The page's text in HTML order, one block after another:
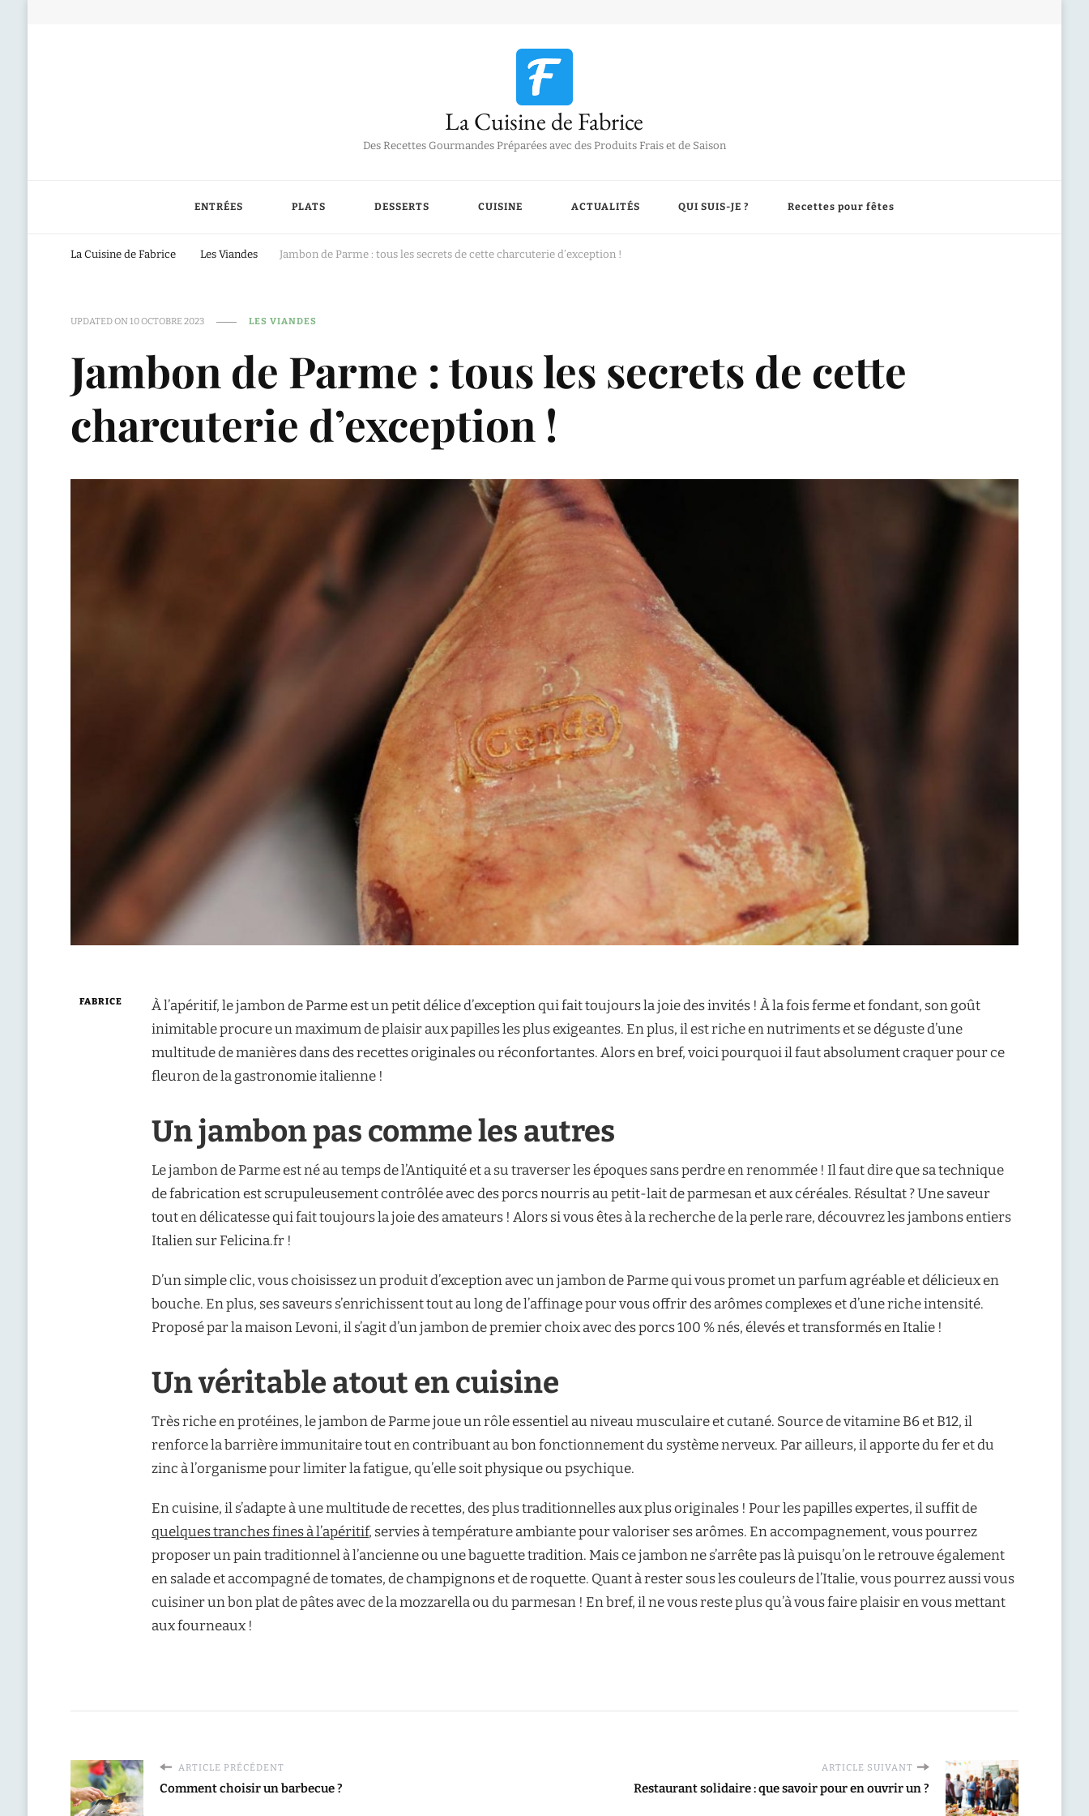
La Cuisine de Fabrice
Des Recettes Gourmandes Préparées avec des Produits Frais et de Saison
ENTRÉES PLATS DESSERTS CUISINE ACTUALITÉS QUI SUIS-JE ? Recettes pour fêtes
La Cuisine de Fabrice Les Viandes Jambon de Parme : tous les secrets de cette charcuterie d’exception !
UPDATED ON10 OCTOBRE 2023 LES VIANDES
Jambon de Parme : tous les secrets de cette
charcuterie d’exception !
FABRICE
À l’apéritif, le jambon de Parme est un petit délice d’exception qui fait toujours la joie des invités ! À la fois ferme et fondant, son goût
inimitable procure un maximum de plaisir aux papilles les plus exigeantes. En plus, il est riche en nutriments et se déguste d’une
multitude de manières dans des recettes originales ou réconfortantes. Alors en bref, voici pourquoi il faut absolument craquer pour ce
fleuron de la gastronomie italienne !
Un jambon pas comme les autres
Le jambon de Parme est né au temps de l’Antiquité et a su traverser les époques sans perdre en renommée ! Il faut dire que sa technique
de fabrication est scrupuleusement contrôlée avec des porcs nourris au petit-lait de parmesan et aux céréales. Résultat ? Une saveur
tout en délicatesse qui fait toujours la joie des amateurs ! Alors si vous êtes à la recherche de la perle rare, découvrez les jambons entiers
Italien sur Felicina.fr !
D’un simple clic, vous choisissez un produit d’exception avec un jambon de Parme qui vous promet un parfum agréable et délicieux en
bouche. En plus, ses saveurs s’enrichissent tout au long de l’affinage pour vous offrir des arômes complexes et d’une riche intensité.
Proposé par la maison Levoni, il s’agit d’un jambon de premier choix avec des porcs 100 % nés, élevés et transformés en Italie !
Un véritable atout en cuisine
Très riche en protéines, le jambon de Parme joue un rôle essentiel au niveau musculaire et cutané. Source de vitamine B6 et B12, il
renforce la barrière immunitaire tout en contribuant au bon fonctionnement du système nerveux. Par ailleurs, il apporte du fer et du
zinc à l’organisme pour limiter la fatigue, qu’elle soit physique ou psychique.
En cuisine, il s’adapte à une multitude de recettes, des plus traditionnelles aux plus originales ! Pour les papilles expertes, il suffit de
quelques tranches fines à l’apéritif, servies à température ambiante pour valoriser ses arômes. En accompagnement, vous pourrez
proposer un pain traditionnel à l’ancienne ou une baguette tradition. Mais ce jambon ne s’arrête pas là puisqu’on le retrouve également
en salade et accompagné de tomates, de champignons et de roquette. Quant à rester sous les couleurs de l’Italie, vous pourrez aussi vous
cuisiner un bon plat de pâtes avec de la mozzarella ou du parmesan ! En bref, il ne vous reste plus qu’à vous faire plaisir en vous mettant
aux fourneaux !
ARTICLE PRÉCÉDENT
Comment choisir un barbecue ?
ARTICLE SUIVANT
Restaurant solidaire : que savoir pour en ouvrir un ?